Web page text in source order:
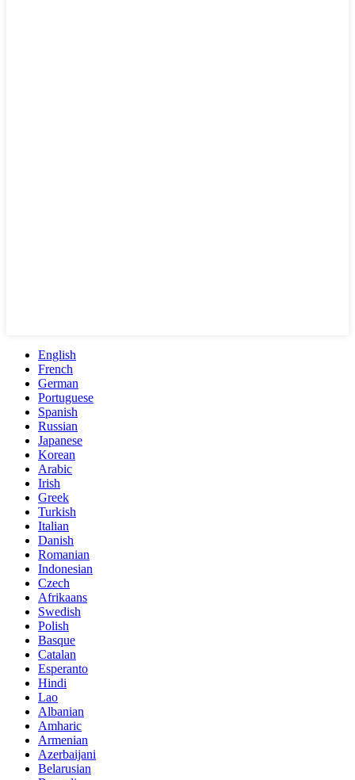
English
French
German
Portuguese
Spanish
Russian
Japanese
Korean
Arabic
Irish
Greek
Turkish
Italian
Danish
Romanian
Indonesian
Czech
Afrikaans
Swedish
Polish
Basque
Catalan
Esperanto
Hindi
Lao
Albanian
Amharic
Armenian
Azerbaijani
Belarusian